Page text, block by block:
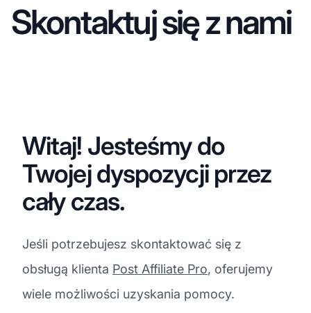
Skontaktuj się z nami
Witaj! Jesteśmy do
Twojej dyspozycji przez
cały czas.
Jeśli potrzebujesz skontaktować się z
obsługą klienta Post Affiliate Pro, oferujemy
wiele możliwości uzyskania pomocy.